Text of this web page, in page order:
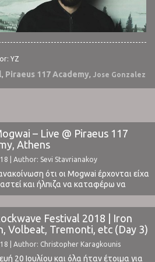
YZ
, Piraeus 117 Academy, Jose Gonzalez
– Live @ Piraeus 117
Athens
| Author: Sevi Stavrianakoy
ότι οι Mogwai έρχονται είχα
και ήλπιζα να καταφέρω να
τουλάχιστον να παραβρεθώ σε αυτό
πρωτοπόροι και πλέον ηγέτες της
θα επισκέπτονταν μετά από 3 χρόνια
(Plisskën Festival 2015) και για μας,
γενιάς, που δεν ...
Festival 2018 | Iron
Volbeat, Tremonti, etc (Day 3)
| Author: Christopher Karagkounis
20 Ιουλίου και όλα ήταν έτοιμα για